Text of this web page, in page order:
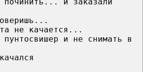
не качается...
пунтосвишер и не снимать в